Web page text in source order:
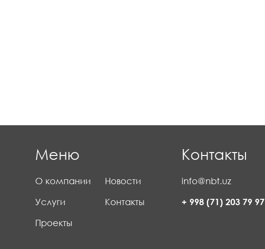
Меню
О компании
Услуги
Проекты
Новости
Контакты
Контакты
info@nbt.uz
+ 998 (71) 203 79 97